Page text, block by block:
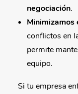
negociación.
conflictos en
permite
equipo.
Si tu empresa